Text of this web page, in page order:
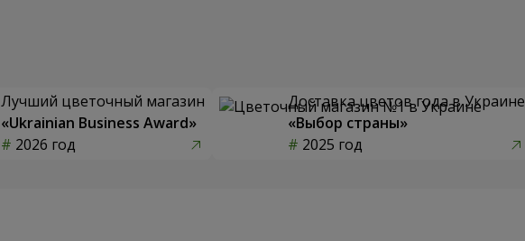
Лучший цветочный магазин
«Ukrainian Business Award»
2026 год
Доставка цветов года в Украине
«Выбор страны»
2025 год